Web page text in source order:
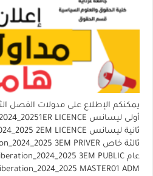
يمكنكم الإطلاع على مدولات الفصل